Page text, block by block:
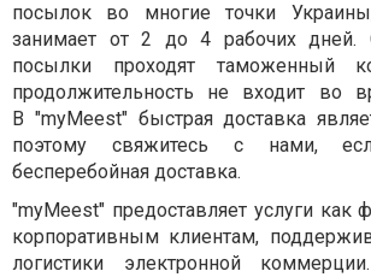
посылок во многие точки
занимает от 2 до 4 рабочих дней.
посылки проходят таможенный
продолжительность не входит во
В "myMeest" быстрая доставка
поэтому свяжитесь с нами,
бесперебойная доставка.
"myMeest" предоставляет услуги как
корпоративным клиентам,
логистики электронной